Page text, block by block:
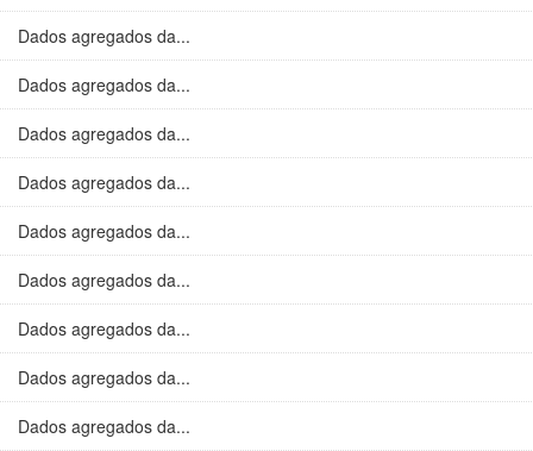
Dados agregados da...
Dados agregados da...
Dados agregados da...
Dados agregados da...
Dados agregados da...
Dados agregados da...
Dados agregados da...
Dados agregados da...
Dados agregados da...